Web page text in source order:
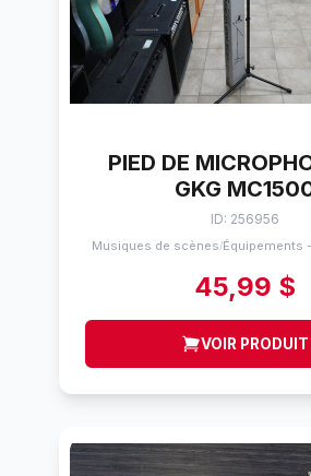
PIED DE
GKG
ID: 256956
Musiques de scènes/Équipements
45,99 $
VOIR PRODUIT